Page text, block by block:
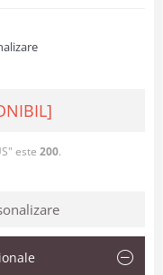
este 200.